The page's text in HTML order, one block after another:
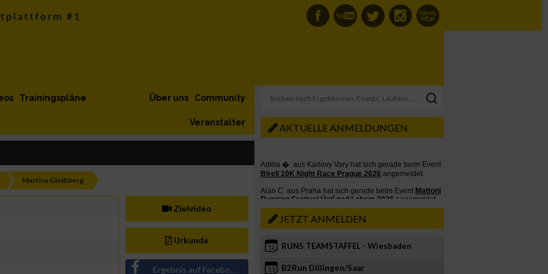
Trainingspläne Community
Über uns
Veranstalter
Martina Gleißberg
Zielvideo
Urkunde
Ergebnis auf Facebook teilen
AKTUELLE ANMELDUNGEN
JETZT ANMELDEN
12 RUN5 TEAMSTAFFEL - Wiesbaden
13 B2Run Dillingen/Saar